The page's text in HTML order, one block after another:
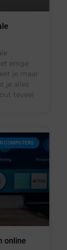
enige
je maar
je alles
teveel
COMPUTERS
online